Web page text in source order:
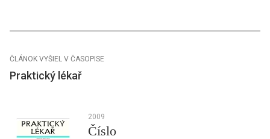
ČLÁNOK VYŠIEL V ČASOPISE
Praktický lékař
2009
Číslo